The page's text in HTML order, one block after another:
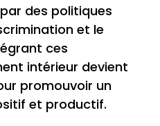
des politiques
et le
ces
intérieur devient
promouvoir un
et productif.